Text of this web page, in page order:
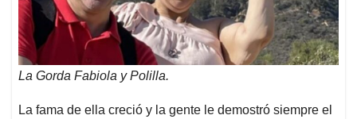
La Gorda Fabiola y Polilla.
La fama de ella creció y la gente le demostró siempre el